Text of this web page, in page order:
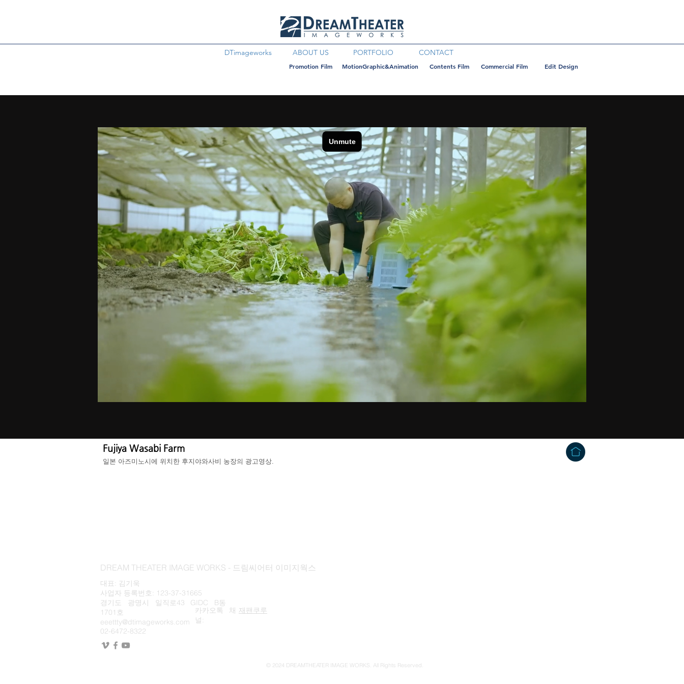
DTimageworks ABOUT US PORTFOLIO CONTACT
Promotion Film MotionGraphic&Animation Contents Film Commercial Film Edit Design
Fujiya Wasabi Farm
일본 아즈미노시에 위치한 후지야와사비 농장의 광고영상.
DREAM THEATER IMAGE WORKS - 드림씨어터 이미지웍스
대표: 김기욱
사업자 등록번호: 123-37-31665
경기도 광명시 일직로43 GIDC B동
1701호
eeettty@dtimageworks.com
02-6472-8322
카카오톡 채
널:
재팬쿠루
© 2024 DREAMTHEATER IMAGE WORKS. All Rights Reserved.